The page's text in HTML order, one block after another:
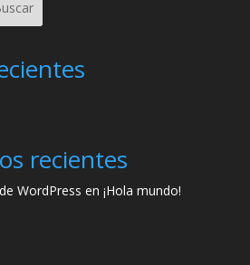
recientes
WordPress en ¡Hola mundo!